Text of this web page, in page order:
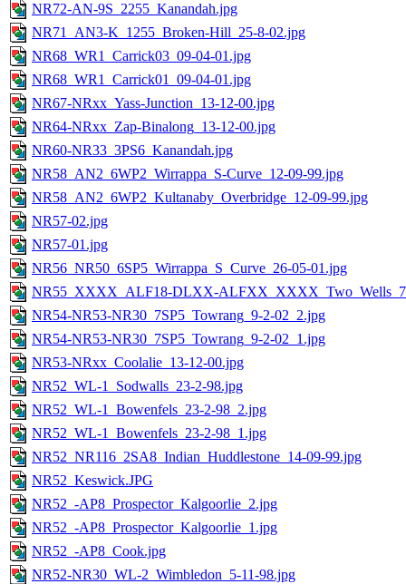
NR72-AN-9S_2255_Kanandah.jpg
NR71_AN3-K_1255_Broken-Hill_25-8-02.jpg
NR68_WR1_Carrick03_09-04-01.jpg
NR68_WR1_Carrick01_09-04-01.jpg
NR67-NRxx_Yass-Junction_13-12-00.jpg
NR64-NRxx_Zap-Binalong_13-12-00.jpg
NR60-NR33_3PS6_Kanandah.jpg
NR58_AN2_6WP2_Wirrappa_S-Curve_12-09-99.jpg
NR58_AN2_6WP2_Kultanaby_Overbridge_12-09-99.jpg
NR57-02.jpg
NR57-01.jpg
NR56_NR50_6SP5_Wirrappa_S_Curve_26-05-01.jpg
NR55_XXXX_ALF18-DLXX-
NR54-NR53-NR30_7SP5_Towrang_9-2-02_2.jpg
NR54-NR53-NR30_7SP5_Towrang_9-2-02_1.jpg
NR53-NRxx_Coolalie_13-12-00.jpg
NR52_WL-1_Sodwalls_23-2-98.jpg
NR52_WL-1_Bowenfels_23-2-98_2.jpg
NR52_WL-1_Bowenfels_23-2-98_1.jpg
NR52_NR116_2SA8_Indian_Huddlestone_14-09-99.jpg
NR52_Keswick.JPG
NR52_-AP8_Prospector_Kalgoorlie_2.jpg
NR52_-AP8_Prospector_Kalgoorlie_1.jpg
NR52_-AP8_Cook.jpg
NR52-NR30_WL-2_Wimbledon_5-11-98.jpg